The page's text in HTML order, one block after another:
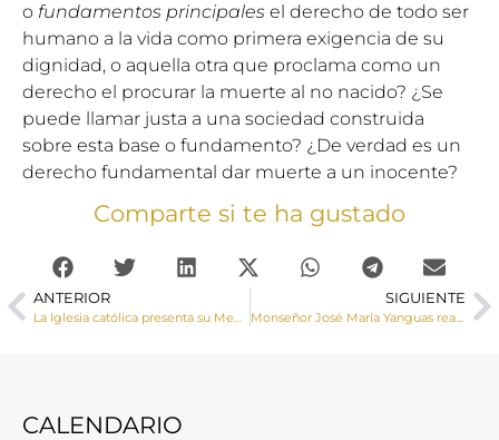
o fundamentos principales el derecho de todo ser
humano a la vida como primera exigencia de su
dignidad, o aquella otra que proclama como un
derecho el procurar la muerte al no nacido? ¿Se
puede llamar justa a una sociedad construida
sobre esta base o fundamento? ¿De verdad es un
derecho fundamental dar muerte a un inocente?
Comparte si te ha gustado
ANTERIOR
La Iglesia católica presenta su Memoria anual de actividades
SIGUIENTE
Monseñor José María Yanguas realiza una Visita Pastoral a Cañada Juncosa y Torrubia del Castillo
CALENDARIO